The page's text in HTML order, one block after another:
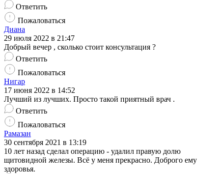
Ответить
Пожаловаться
Диана
29 июля 2022 в 21:47
Добрый вечер , сколько стоит консультация ?
Ответить
Пожаловаться
Нигар
17 июня 2022 в 14:52
Лучший из лучших. Просто такой приятный врач .
Ответить
Пожаловаться
Рамазан
30 сентября 2021 в 13:19
10 лет назад сделал операцию - удалил правую долю
щитовидной железы. Всё у меня прекрасно. Доброго ему
здоровья.